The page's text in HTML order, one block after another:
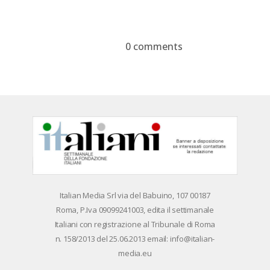
0 comments
Devi essereconnessoper inviare un
commento.
Ita­lian Me­dia Srl via del Ba­bui­no, 107 00187
Roma, P.Iva 09099241003, edi­ta il set­ti­ma­na­le
Ita­lia­ni con re­gi­stra­zio­ne al Tri­bu­na­le di Roma
n. 158/​2013 del 25.06.2013 email: info@ita­lian­
me­dia.eu